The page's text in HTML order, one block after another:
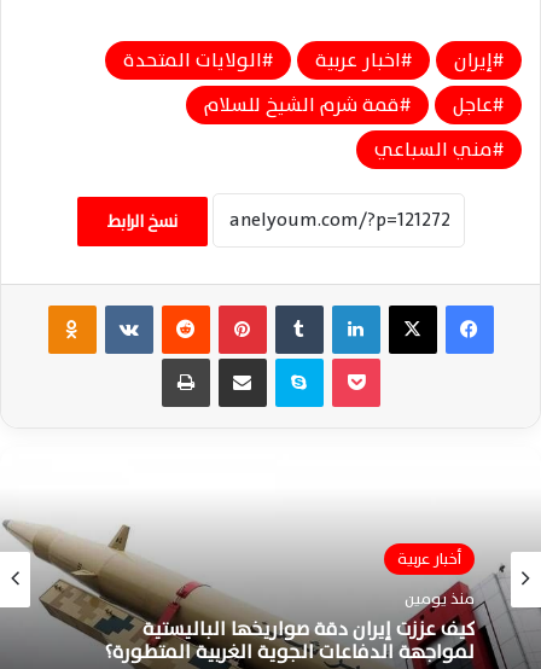
إيران اخبار عربية
الولايات المتحدة
عاجل
قمة شرم الشيخ للسلام
مني السباعي
نسخ الرابط
فيسبوك ‫X لينكدإن بينتيريست ‏VKontakte
سكايب مشاركة عبر البريد طباعة
أخبار عربية
منذ يومين
كيف عززت إيران دقة صواريخها الباليستية
لمواجهة الدفاعات الجوية الغربية المتطورة؟